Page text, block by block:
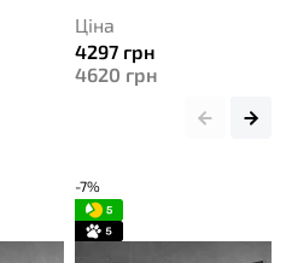
Ціна
4297 грн
4620 грн
-7%